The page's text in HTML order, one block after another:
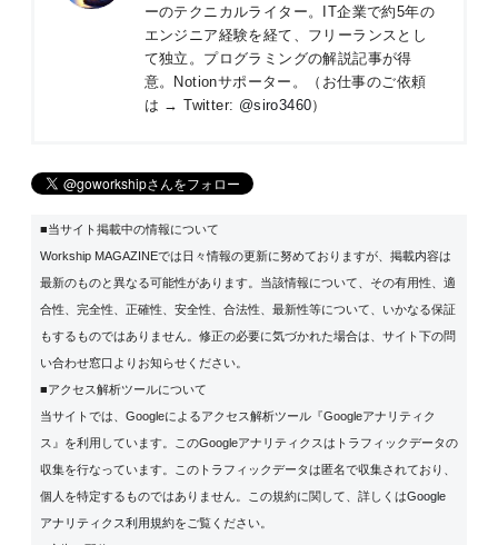
ーのテクニカルライター。IT企業で約5年の
エンジニア経験を経て、フリーランスとし
て独立。プログラミングの解説記事が得
意。Notionサポーター。（お仕事のご依頼
は → Twitter: @siro3460）
■当サイト掲載中の情報について
Workship MAGAZINEでは日々情報の更新に努めておりますが、掲載内容は
最新のものと異なる可能性があります。当該情報について、その有用性、適
合性、完全性、正確性、安全性、合法性、最新性等について、いかなる保証
もするものではありません。修正の必要に気づかれた場合は、サイト下の問
い合わせ窓口よりお知らせください。
■アクセス解析ツールについて
当サイトでは、Googleによるアクセス解析ツール『Googleアナリティク
ス』を利用しています。このGoogleアナリティクスはトラフィックデータの
収集を行なっています。このトラフィックデータは匿名で収集されており、
個人を特定するものではありません。この規約に関して、詳しくはGoogle
アナリティクス利用規約をご覧ください。